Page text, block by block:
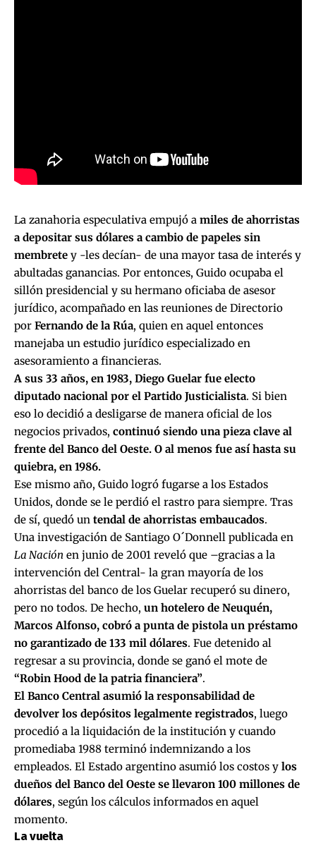
La zanahoria especulativa empujó a miles de ahorristas
a depositar sus dólares a cambio de papeles sin
membrete y -les decían- de una mayor tasa de interés y
abultadas ganancias. Por entonces, Guido ocupaba el
sillón presidencial y su hermano oficiaba de asesor
jurídico, acompañado en las reuniones de Directorio
por Fernando de la Rúa, quien en aquel entonces
manejaba un estudio jurídico especializado en
asesoramiento a financieras.
A sus 33 años, en 1983, Diego Guelar fue electo
diputado nacional por el Partido Justicialista. Si bien
eso lo decidió a desligarse de manera oficial de los
negocios privados, continuó siendo una pieza clave al
frente del Banco del Oeste. O al menos fue así hasta su
quiebra, en 1986.
Ese mismo año, Guido logró fugarse a los Estados
Unidos, donde se le perdió el rastro para siempre. Tras
de sí, quedó un tendal de ahorristas embaucados.
Una investigación de Santiago O´Donnell publicada en
La Nación en junio de 2001 reveló que –gracias a la
intervención del Central- la gran mayoría de los
ahorristas del banco de los Guelar recuperó su dinero,
pero no todos. De hecho, un hotelero de Neuquén,
Marcos Alfonso, cobró a punta de pistola un préstamo
no garantizado de 133 mil dólares. Fue detenido al
regresar a su provincia, donde se ganó el mote de
“Robin Hood de la patria financiera”.
El Banco Central asumió la responsabilidad de
devolver los depósitos legalmente registrados, luego
procedió a la liquidación de la institución y cuando
promediaba 1988 terminó indemnizando a los
empleados. El Estado argentino asumió los costos y los
dueños del Banco del Oeste se llevaron 100 millones de
dólares, según los cálculos informados en aquel
momento.
La vuelta